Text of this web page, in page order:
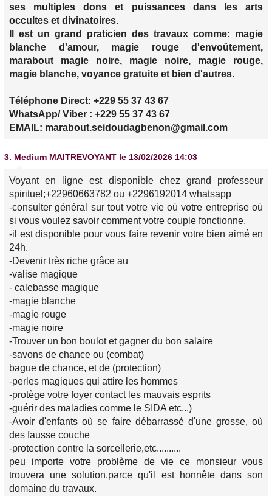
ses multiples dons et puissances dans les arts
occultes et divinatoires.
Il est un grand praticien des travaux comme: magie
blanche d'amour, magie rouge d'envoûtement,
marabout magie noire, magie noire, magie rouge,
magie blanche, voyance gratuite et bien d'autres.
Téléphone Direct: +229 55 37 43 67
WhatsApp/ Viber : +229 55 37 43 67
EMAIL: marabout.seidoudagbenon@gmail.com
3. Medium MAITREVOYANT le 13/02/2026 14:03
Voyant en ligne est disponible chez grand professeur
spirituel;+22960663782 ou +2296192014 whatsapp
-consulter général sur tout votre vie où votre entreprise où
si vous voulez savoir comment votre couple fonctionne.
-il est disponible pour vous faire revenir votre bien aimé en
24h.
-Devenir très riche grâce au
-valise magique
- calebasse magique
-magie blanche
-magie rouge
-magie noire
-Trouver un bon boulot et gagner du bon salaire
-savons de chance ou (combat)
bague de chance, et de (protection)
-perles magiques qui attire les hommes
-protège votre foyer contact les mauvais esprits
-guérir des maladies comme le SIDA etc...)
-Avoir d'enfants où se faire débarrassé d'une grosse, où
des fausse couche
-protection contre la sorcellerie,etc..........
peu importe votre problème de vie ce monsieur vous
trouvera une solution.parce qu'il est honnête dans son
domaine du travaux.